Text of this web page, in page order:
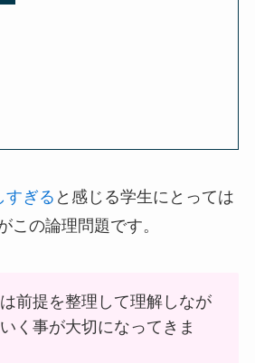
すぎる と感じる学生にとっては
この論理問題です。
前提を整理して理解しなが
く事が大切になってきま